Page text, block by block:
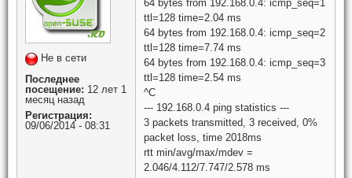
Не в сети
Последнее
посещение: 12 лет 1
месяц назад
Регистрация:
09/06/2014 - 08:31
64 bytes from 192.168.0.4: icmp_seq=1
ttl=128 time=2.04 ms
64 bytes from 192.168.0.4: icmp_seq=2
ttl=128 time=7.74 ms
64 bytes from 192.168.0.4: icmp_seq=3
ttl=128 time=2.54 ms
^C
--- 192.168.0.4 ping statistics ---
3 packets transmitted, 3 received, 0%
packet loss, time 2018ms
rtt min/avg/max/mdev =
2.046/4.112/7.747/2.578 ms